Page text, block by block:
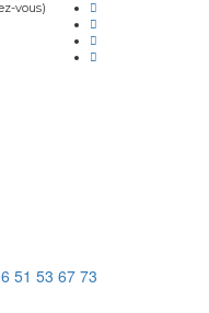
vous)
51 53 67 73